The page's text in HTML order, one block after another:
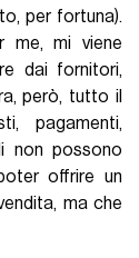
per fortuna).
me, mi viene
dai fornitori,
però, tutto il
pagamenti,
non possono
offrire un
ma che